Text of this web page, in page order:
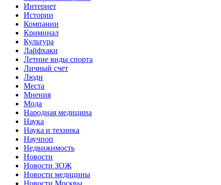
Интернет
Истории
Компании
Криминал
Культура
Лайфхаки
Летние виды спорта
Личный счет
Люди
Места
Мнения
Мода
Народная медицина
Наука
Наука и техника
Научпоп
Недвижимость
Новости
Новости ЗОЖ
Новости медицины
Новости Москвы